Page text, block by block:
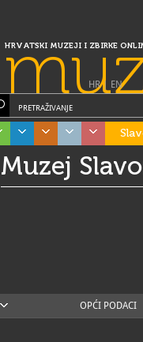
HRVATSKI MUZEJI I ZBIRKE
HR| EN
PRETRAŽIVANJE
Muzej
OPĆI PODACI